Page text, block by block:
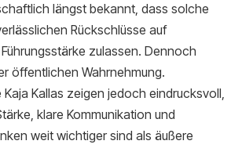
längst bekannt, dass solche
Rückschlüsse auf
zulassen. Dennoch
öffentlichen Wahrnehmung.
Kaja Kallas zeigen jedoch eindrucksvoll,
klare Kommunikation und
weit wichtiger sind als äußere